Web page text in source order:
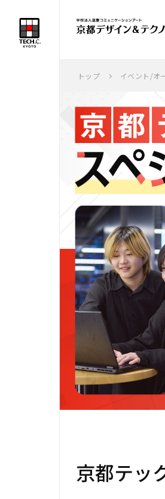
トップ イベント/オ
京都テッ